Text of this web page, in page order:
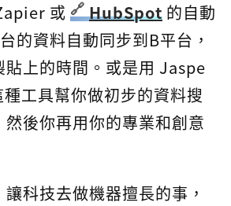
或
HubSpot 的自動
的資料自動同步到B平台，
貼上的時間。或是用 Jaspe
工具幫你做初步的資料搜
後你再用你的專業和創意
科技去做機器擅長的事，